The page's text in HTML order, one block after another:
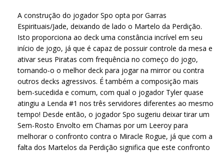
A construção do jogador Spo opta por Garras
Espirituais/Jade, deixando de lado o Martelo da Perdição.
Isto proporciona ao deck uma constância incrível em seu
início de jogo, já que é capaz de possuir controle da mesa e
ativar seus Piratas com frequência no começo do jogo,
tornando-o o melhor deck para jogar na mirror ou contra
outros decks agressivos. É também a composição mais
bem-sucedida e comum, com qual o jogador Tyler quase
atingiu a Lenda #1 nos três servidores diferentes ao mesmo
tempo! Desde então, o jogador Spo sugeriu deixar tirar um
Sem-Rosto Envolto em Chamas por um Leeroy para
melhorar o confronto contra o Miracle Rogue, já que com a
falta dos Martelos da Perdição significa que este confronto